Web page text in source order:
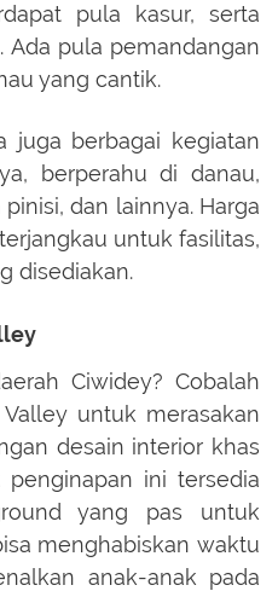
pula kasur, serta
Ada pula pemandangan
yang cantik.
juga berbagai kegiatan
berperahu di danau,
dan lainnya. Harga
untuk fasilitas,
disediakan.
Ciwidey? Cobalah
untuk merasakan
desain interior khas
ini tersedia
yang pas untuk
menghabiskan waktu
anak-anak pada